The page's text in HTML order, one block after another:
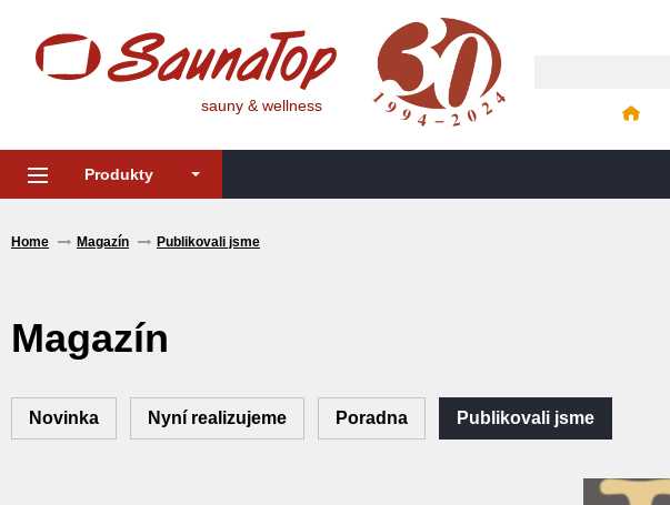
sauny & wellness
Produkty
Home Magazín Publikovali jsme
Magazín
Novinka Nyní realizujeme Poradna Publikovali jsme